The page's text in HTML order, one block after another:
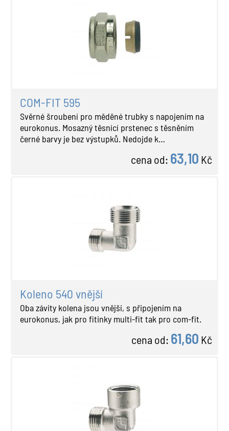
COM-FIT 595
Svěrné šroubení pro měděné trubky s napojením na
eurokonus. Mosazný těsnící prstenec s těsněním
černé barvy je bez výstupků. Nedojde k…
cena od: 63,10 Kč
Koleno 540 vnější
Oba závity kolena jsou vnější, s připojením na
eurokonus, jak pro fitinky multi-fit tak pro com-fit.
cena od: 61,60 Kč